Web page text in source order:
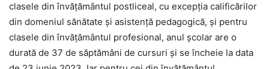
clasele din învățământul postliceal, cu excepția calificărilor
din domeniul sănătate și asistență pedagogică, și pentru
clasele din învățământul profesional, anul școlar are o
durată de 37 de săptămâni de cursuri și se încheie la data